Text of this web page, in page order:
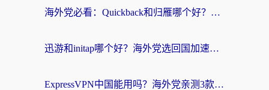
海外党必看：Quickback和归雁哪个好？附3组加速器对比+番茄加速器实测体验
迅游和initap哪个好？海外党选回国加速器必看的真实体验对比+避坑指南
ExpressVPN中国能用吗？海外党亲测3款热门回国加速器，教你避开破解VPN坑